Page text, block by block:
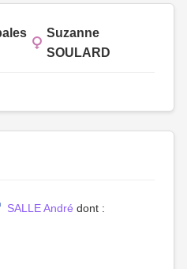
Suzanne
SOULARD
SALLE André dont :